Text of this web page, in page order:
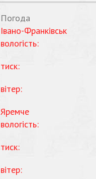
Погода
Івано-Франківськ
вологість:
тиск:
вітер:
Яремче
вологість:
тиск:
вітер: